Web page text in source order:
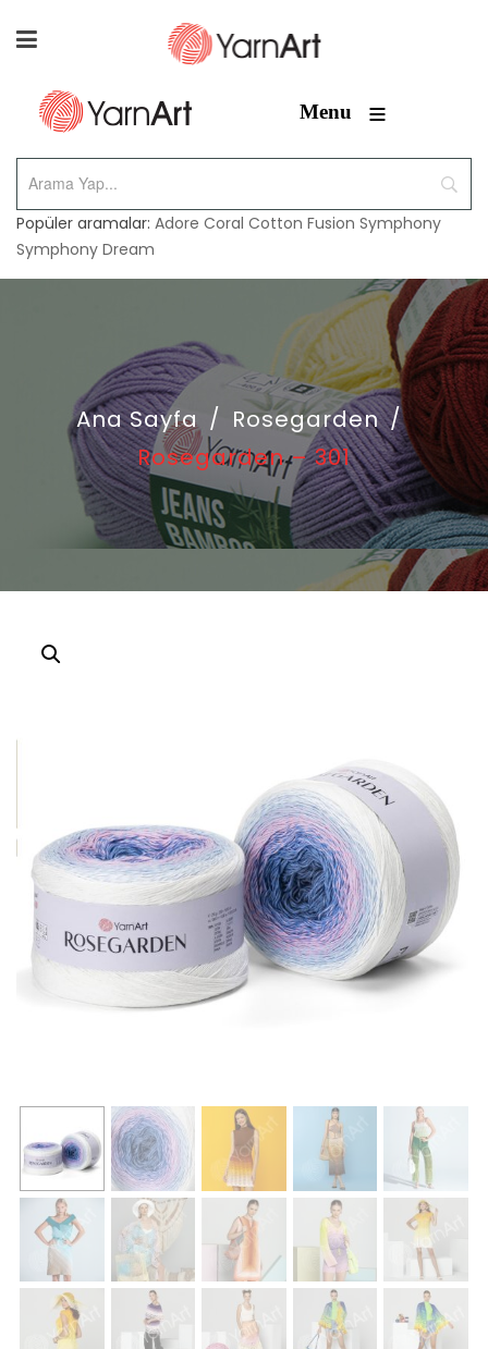
Menu ≡
Popüler aramalar: Adore Coral Cotton Fusion Symphony
Symphony Dream
Ana Sayfa / Rosegarden /
Rosegarden – 301